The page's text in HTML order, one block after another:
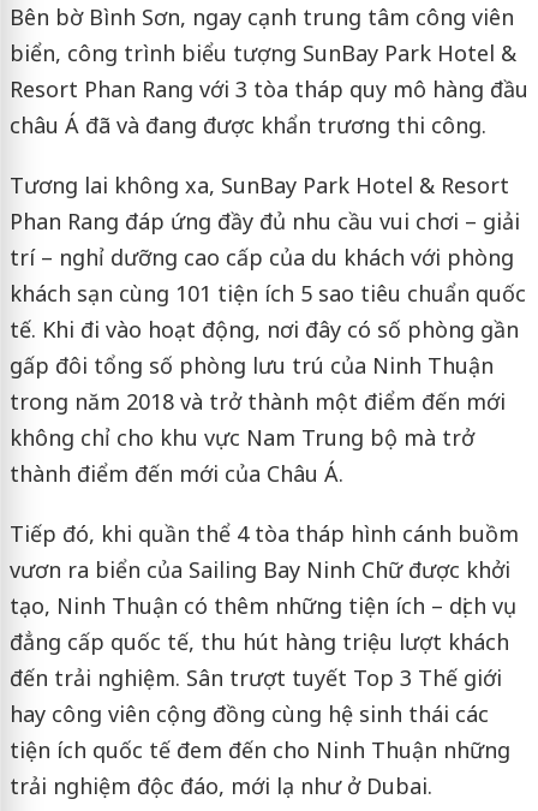
Bên bờ Bình Sơn, ngay cạnh trung tâm công viên
biển, công trình biểu tượng SunBay Park Hotel &
Resort Phan Rang với 3 tòa tháp quy mô hàng đầu
châu Á đã và đang được khẩn trương thi công.
Tương lai không xa, SunBay Park Hotel & Resort
Phan Rang đáp ứng đầy đủ nhu cầu vui chơi – giải
trí – nghỉ dưỡng cao cấp của du khách với phòng
khách sạn cùng 101 tiện ích 5 sao tiêu chuẩn quốc
tế. Khi đi vào hoạt động, nơi đây có số phòng gần
gấp đôi tổng số phòng lưu trú của Ninh Thuận
trong năm 2018 và trở thành một điểm đến mới
không chỉ cho khu vực Nam Trung bộ mà trở
thành điểm đến mới của Châu Á.
Tiếp đó, khi quần thể 4 tòa tháp hình cánh buồm
vươn ra biển của Sailing Bay Ninh Chữ được khởi
tạo, Ninh Thuận có thêm những tiện ích – dịch vụ
đẳng cấp quốc tế, thu hút hàng triệu lượt khách
đến trải nghiệm. Sân trượt tuyết Top 3 Thế giới
hay công viên cộng đồng cùng hệ sinh thái các
tiện ích quốc tế đem đến cho Ninh Thuận những
trải nghiệm độc đáo, mới lạ như ở Dubai.